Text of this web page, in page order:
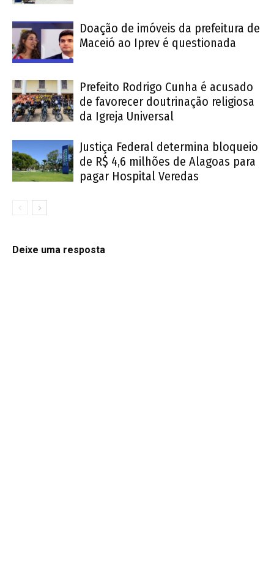
Doação de imóveis da prefeitura de
Maceió ao Iprev é questionada
Prefeito Rodrigo Cunha é acusado
de favorecer doutrinação religiosa
da Igreja Universal
Justiça Federal determina bloqueio
de R$ 4,6 milhões de Alagoas para
pagar Hospital Veredas
Deixe uma resposta